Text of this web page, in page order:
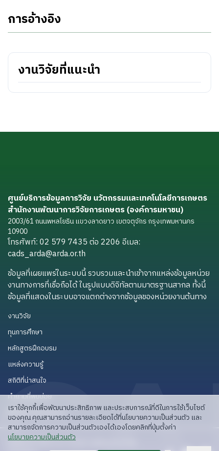
การอ้างอิง
งานวิจัยที่แนะนำ
ศูนย์บริการข้อมูลการวิจัย นวัตกรรมและเทคโนโลยีการเกษตร
สำนักงานพัฒนาการวิจัยการเกษตร (องค์การมหาชน)
2003/61 ถนนพหลโยธิน แขวงลาดยาว เขตจตุจักร กรุงเทพมหานคร
10900
โทรศัพท์: 02 579 7435 ต่อ 2206 อีเมล:
cads_arda@arda.or.th
ข้อมูลที่เผยแพร่ในระบบนี้ รวบรวมและนำเข้าจากแหล่งข้อมูลหน่วย
งานทางการที่เชื่อถือได้ ในรูปแบบดิจิทัลตามมาตรฐานสากล ทั้งนี้
ข้อมูลที่แสดงในระบบอาจแตกต่างจากข้อมูลของหน่วยงานต้นทาง
งานวิจัย
ทุนการศึกษา
หลักสูตรฝึกอบรม
แหล่งความรู้แหล่งความรู้
สถิติที่น่าสนใจ
คำถามที่พบบ่อยคำถามที่พบบ่อย
API สำหรับนักพัฒนาAPI สำหรับนักพัฒนา
ลิขสิทธิ์ © 2025 สวก: สำนักงานพัฒนาการวิจัย
เราใช้คุกกี้เพื่อพัฒนาประสิทธิภาพ และประสบการณ์ที่ดีในการใช้เว็บไซต์
ของคุณ คุณสามารถอ่านรายละเอียดได้ที่นโยบายความเป็นส่วนตัว และ
สามารถจัดการความเป็นส่วนตัวเองได้เองโดยคลิกที่ปุ่มตั้งค่า
read privacy policy
นโยบายความเป็นส่วนตัว